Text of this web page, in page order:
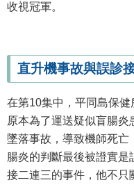
收視冠軍。
直升機事故與誤診
在第10集中，平同島保健
原本為了運送疑似盲腸
墜落事故，導致機師死
腸炎的判斷最後被證實
接二連三的事件，他不只